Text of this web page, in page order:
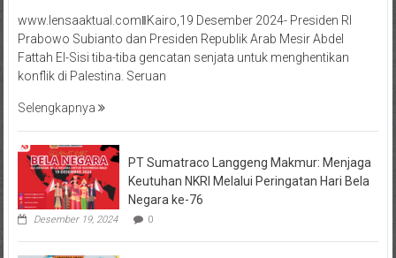
www.lensaaktual.comǁKairo,19 Desember 2024- Presiden RI
Prabowo Subianto dan Presiden Republik Arab Mesir Abdel
Fattah El-Sisi tiba-tiba gencatan senjata untuk menghentikan
konflik di Palestina. Seruan
Selengkapnya
PT Sumatraco Langgeng Makmur: Menjaga
Keutuhan NKRI Melalui Peringatan Hari Bela
Negara ke-76
Desember 19, 2024 0